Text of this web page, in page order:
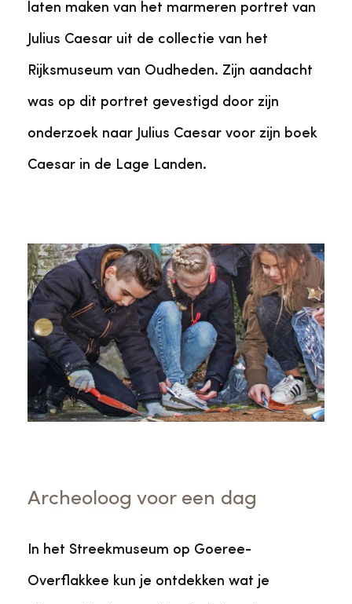
laten maken van het marmeren portret van
Julius Caesar uit de collectie van het
Rijksmuseum van Oudheden. Zijn aandacht
was op dit portret gevestigd door zijn
onderzoek naar Julius Caesar voor zijn boek
Caesar in de Lage Landen.
Archeoloog voor een dag
In het Streekmuseum op Goeree-
Overflakkee kun je ontdekken wat je